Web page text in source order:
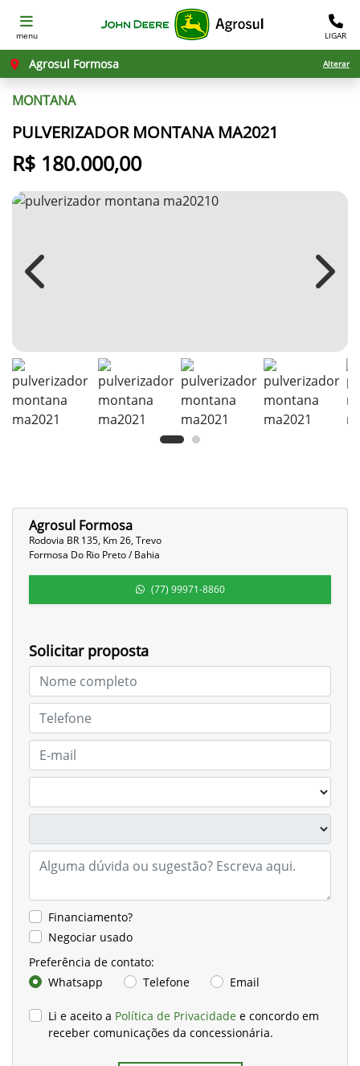
menu LIGAR
Agrosul Formosa Alterar
MONTANA
PULVERIZADOR MONTANA MA2021
R$ 180.000,00
Previous Next
Agrosul Formosa
Rodovia BR 135, Km 26, Trevo
Formosa Do Rio Preto / Bahia
(77) 99971-8860
Solicitar proposta
Financiamento?
Negociar usado
Preferência de contato:
Whatsapp
Telefone Email
Li e aceito a Política de Privacidade e concordo em
receber comunicações da concessionária.